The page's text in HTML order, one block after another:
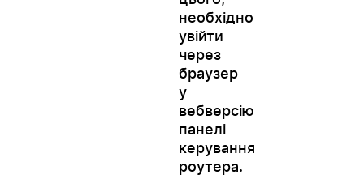
необхідно
увійти
через
браузер
у
вебверсію
панелі
керування
роутера.